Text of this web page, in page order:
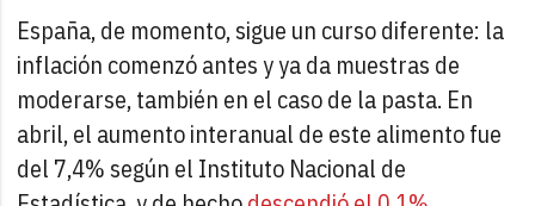
España, de momento, sigue un curso diferente: la
inflación comenzó antes y ya da muestras de
moderarse, también en el caso de la pasta. En
abril, el aumento interanual de este alimento fue
del 7,4% según el Instituto Nacional de